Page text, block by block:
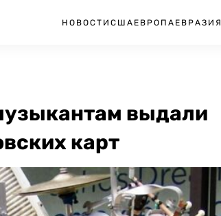
НОВОСТИ США ЕВРОПА ЕВРАЗИЯ
выдали
карт